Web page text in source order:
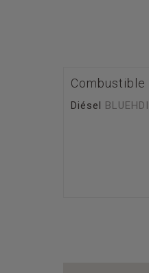
Combustible
Diésel